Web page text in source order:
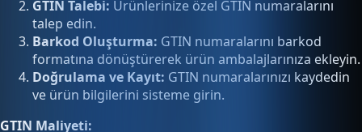
GTIN Talebi: Ürünlerinize özel GTIN numaralarını
talep edin.
Barkod Oluşturma: GTIN numaralarını barkod
formatına dönüştürerek ürün ambalajlarınıza ekleyin.
Doğrulama ve Kayıt: GTIN numaralarınızı kaydedin
ve ürün bilgilerini sisteme girin.
GTIN Maliyeti: